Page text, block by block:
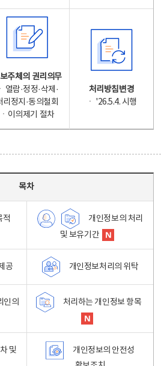
주체의 권리의무
ㆍ 열람·정정·삭제·
리정지·동의철회
ㆍ이의제기 절차
처리방침변경
ㆍ '26.5.4. 시행
목차
적
개인정보의 처리
및 보유기간
공 개인정보처리의 위탁
인의
처리하는 개인정보 항목
및
개인정보의 안전성